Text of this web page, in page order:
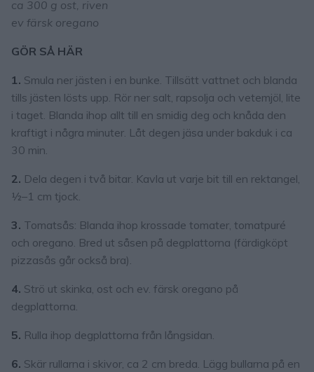
ca 300 g ost, riven
ev färsk oregano
GÖR SÅ HÄR
1. Smula ner jästen i en bunke. Tillsätt vattnet och blanda
tills jästen lösts upp. Rör ner salt, rapsolja och vetemjöl, lite
i taget. Blanda ihop allt till en smidig deg och knåda den
kraftigt i några minuter. Låt degen jäsa under bakduk i ca
30 min.
2. Dela degen i två bitar. Kavla ut varje bit till en rektangel,
½–1 cm tjock.
3. Tomatsås: Blanda ihop krossade tomater, tomatpuré
och oregano. Bred ut såsen på degplattorna (färdigköpt
pizzasås går också bra).
4. Strö ut skinka, ost och ev. färsk oregano på
degplattorna.
5. Rulla ihop degplattorna från långsidan.
6. Skär rullarna i skivor, ca 2 cm breda. Lägg bullarna på en